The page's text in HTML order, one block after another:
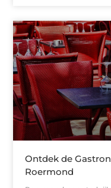
Ontdek de
Roermond